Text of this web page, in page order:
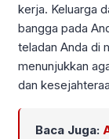
kerja. Keluarga
bangga pada
teladan Anda di
menunjukkan
dan
Baca Juga: